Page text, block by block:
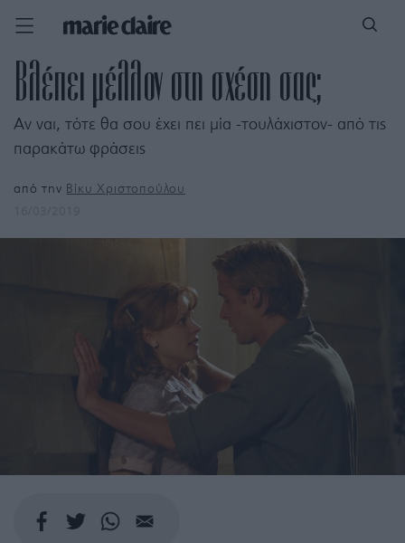
Βλέπει μέλλον στη σχέση σας;
Αν ναι, τότε θα σου έχει πει μία -τουλάχιστον- από τις
παρακάτω φράσεις
από την Bίκυ Χριστοπούλου